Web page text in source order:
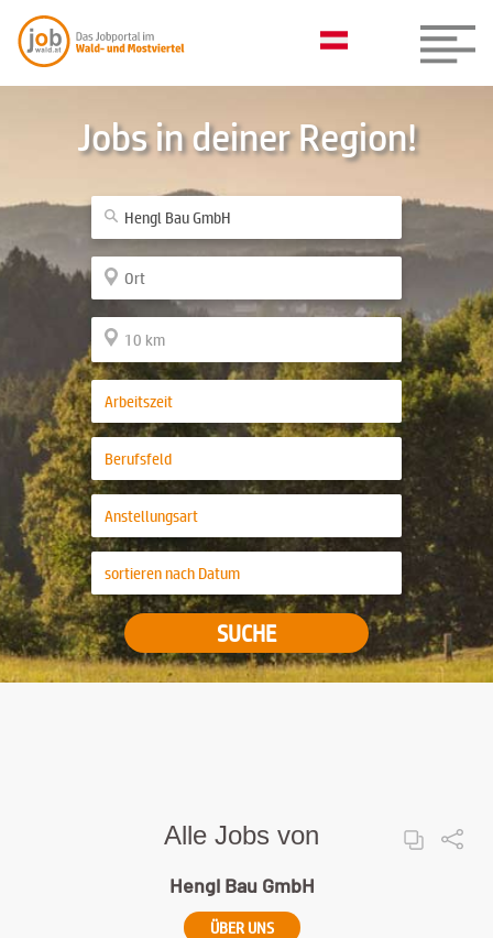
Jobs in deiner Region!
SUCHE
Alle Jobs von
Hengl Bau GmbH
ÜBER UNS